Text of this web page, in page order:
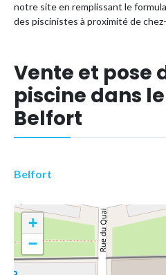
notre site en remplissant le
des piscinistes à proximité de
Vente et pose
piscine dans
Belfort
Belfort
+
−